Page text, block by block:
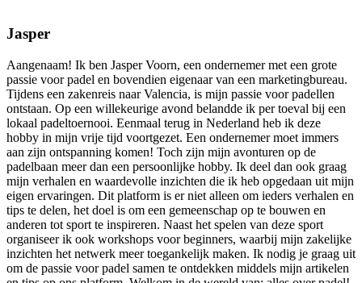
Jasper
Aangenaam! Ik ben Jasper Voorn, een ondernemer met een grote
passie voor padel en bovendien eigenaar van een marketingbureau.
Tijdens een zakenreis naar Valencia, is mijn passie voor padellen
ontstaan. Op een willekeurige avond belandde ik per toeval bij een
lokaal padeltoernooi. Eenmaal terug in Nederland heb ik deze
hobby in mijn vrije tijd voortgezet. Een ondernemer moet immers
aan zijn ontspanning komen! Toch zijn mijn avonturen op de
padelbaan meer dan een persoonlijke hobby. Ik deel dan ook graag
mijn verhalen en waardevolle inzichten die ik heb opgedaan uit mijn
eigen ervaringen. Dit platform is er niet alleen om ieders verhalen en
tips te delen, het doel is om een gemeenschap op te bouwen en
anderen tot sport te inspireren. Naast het spelen van deze sport
organiseer ik ook workshops voor beginners, waarbij mijn zakelijke
inzichten het netwerk meer toegankelijk maken. Ik nodig je graag uit
om de passie voor padel samen te ontdekken middels mijn artikelen